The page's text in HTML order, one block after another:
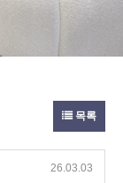
목록
26.03.03